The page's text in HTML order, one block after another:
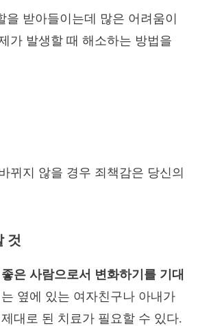
을 받아들이는데 많은 어려움이
가 발생할 때 해소하는 방법을
뀌지 않을 경우 죄책감은 당신의
것
은 사람으로서 변화하기를 기대
옆에 있는 여자친구나 아내가
대로 된 치료가 필요할 수 있다.